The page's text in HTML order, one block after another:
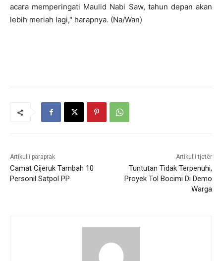
acara memperingati Maulid Nabi Saw, tahun depan akan
lebih meriah lagi," harapnya. (Na/Wan)
Artikulli paraprak
Camat Cijeruk Tambah 10
Personil Satpol PP
Artikulli tjetër
Tuntutan Tidak Terpenuhi,
Proyek Tol Bocimi Di Demo
Warga